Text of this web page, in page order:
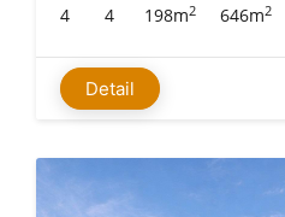
4 4 198m2 646m2
Detail